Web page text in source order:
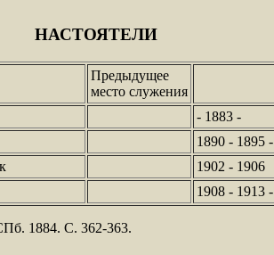
НАСТОЯТЕЛИ
Предыдущее
место служения
- 1883 -
1890 - 1895 -
1902 - 1906
1908 - 1913 -
1884. С. 362-363.